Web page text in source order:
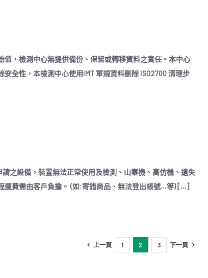
，檢測中心無提供備份、保留或轉移資料之責任。本中心
全性，本檢測中心使用iMT 軍規資料刪除 ISO2700 清理步
之設備，裝置無法正常使用及檢測、山寨機、高仿機、遺失
費需由客戶負擔。 (如:寄錯商品、無法登出帳號...等) [...]
上一頁 1 2 3 下一頁